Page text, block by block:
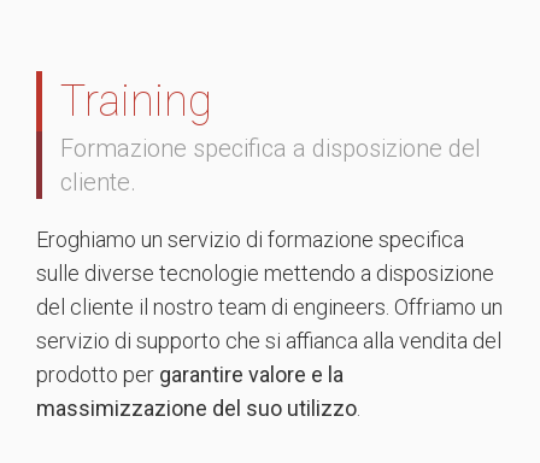
Training
Formazione specifica a disposizione del
cliente.
Eroghiamo un servizio di formazione specifica
sulle diverse tecnologie mettendo a disposizione
del cliente il nostro team di engineers. Offriamo un
servizio di supporto che si affianca alla vendita del
prodotto per garantire valore e la
massimizzazione del suo utilizzo.